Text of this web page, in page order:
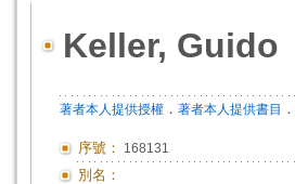
Keller, Guido
著者本人提供授權 ． 著者本人提供書目 ．
序號： 168131
別名：